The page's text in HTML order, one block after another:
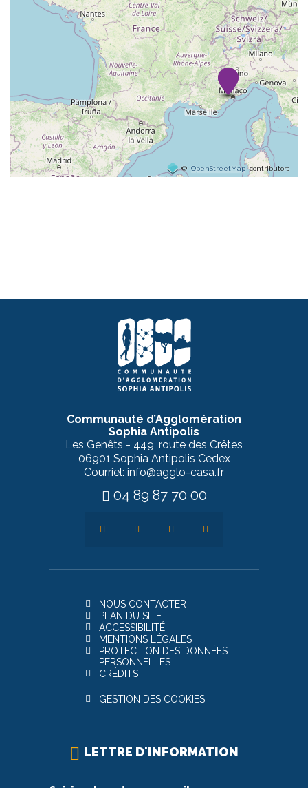
© OpenStreetMap contributors
Communauté d’Agglomération
Sophia Antipolis
Les Genêts - 449, route des Crêtes
06901 Sophia Antipolis Cedex
Courriel: info@agglo-casa.fr
04 89 87 70 00
NOUS CONTACTER
PLAN DU SITE
ACCESSIBILITÉ
MENTIONS LÉGALES
PROTECTION DES DONNÉES
PERSONNELLES
CRÉDITS
GESTION DES COOKIES
LETTRE D'INFORMATION